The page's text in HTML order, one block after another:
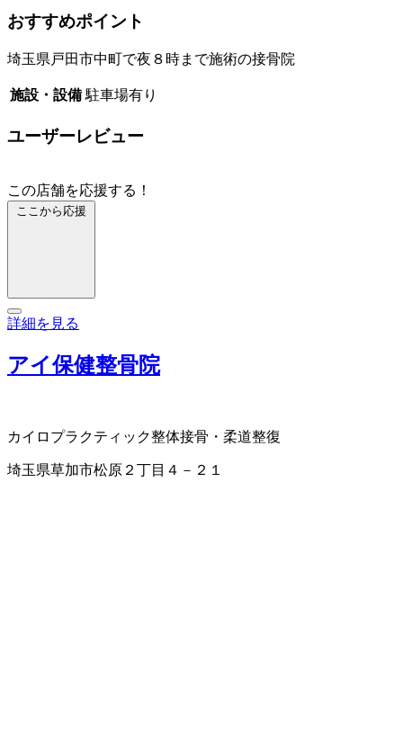
おすすめポイント
埼玉県戸田市中町で夜８時まで施術の接骨院
施設・設備 駐車場有り
ユーザーレビュー
この店舗を応援する！
ここから応援
詳細を見る
アイ保健整骨院
カイロプラクティック整体接骨・柔道整復
埼玉県草加市松原２丁目４－２１